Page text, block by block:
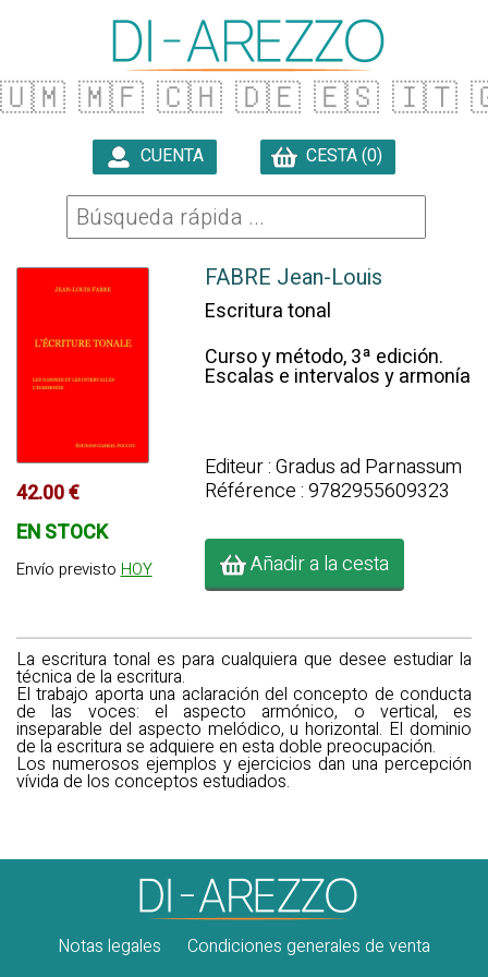
🇺🇲 🇲🇫 🇨🇭 🇩🇪 🇪🇸 🇮🇹
CUENTA CESTA (0)
42.00 €
EN STOCK
Envío previsto HOY
FABRE Jean-Louis
Escritura tonal
Curso y método, 3ª edición.
Escalas e intervalos y armonía
Editeur : Gradus ad Parnassum
Référence : 9782955609323
Añadir a la cesta
La escritura tonal es para cualquiera que desee estudiar la
técnica de la escritura.
El trabajo aporta una aclaración del concepto de conducta
de las voces: el aspecto armónico, o vertical, es
inseparable del aspecto melódico, u horizontal. El dominio
de la escritura se adquiere en esta doble preocupación.
Los numerosos ejemplos y ejercicios dan una percepción
vívida de los conceptos estudiados.
Notas legales Condiciones generales de venta